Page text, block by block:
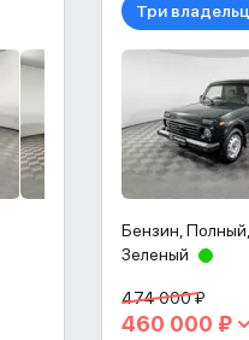
Три
Бензин, Полный,
Зеленый
474 000 ₽
460 000 ₽